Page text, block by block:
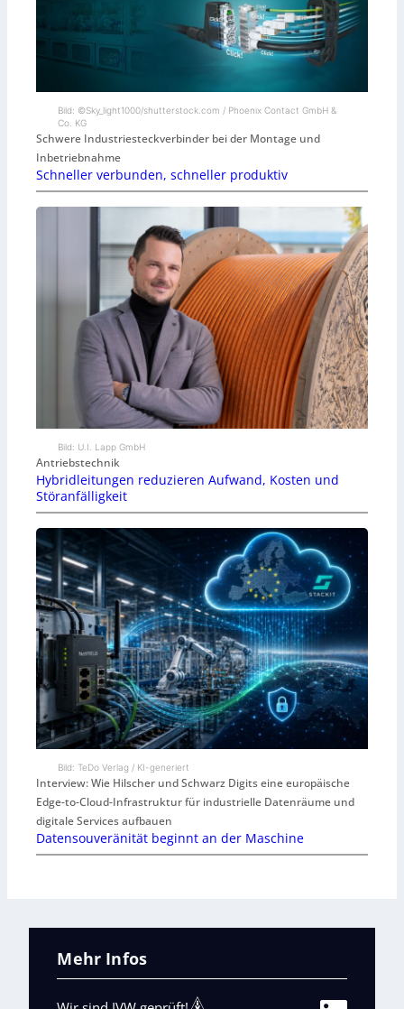
Bild: ©Sky_light1000/shutterstock.com / Phoenix Contact GmbH &
Co. KG
Schwere Industriesteckverbinder bei der Montage und
Inbetriebnahme
Schneller verbunden, schneller produktiv
Bild: U.I. Lapp GmbH
Antriebstechnik
Hybridleitungen reduzieren Aufwand, Kosten und
Störanfälligkeit
Bild: TeDo Verlag / KI-generiert
Interview: Wie Hilscher und Schwarz Digits eine europäische
Edge-to-Cloud-Infrastruktur für industrielle Datenräume und
digitale Services aufbauen
Datensouveränität beginnt an der Maschine
Mehr Infos